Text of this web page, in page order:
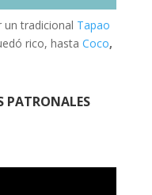
un tradicional Tapao
rico, hasta Coco,
PATRONALES